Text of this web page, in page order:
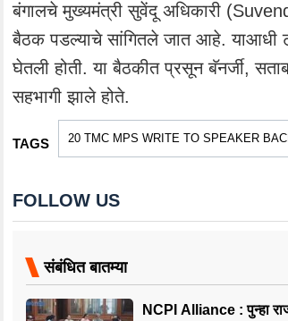
बंगालचे मुख्यमंत्री सुवेंदू अधिकारी
बैठक पडल्याचे सांगितले जात आहे. याआधी
घेतली होती. या बैठकीत प्रसून बॅनर्जी,
सहभागी झाले होते.
TAGS 20 TMC MPS WRITE TO SPEAKER
FOLLOW US
संबंधित बातम्या
NCPI Alliance : पुन्हा